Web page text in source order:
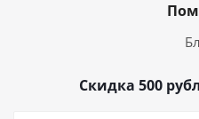
Скидка 500